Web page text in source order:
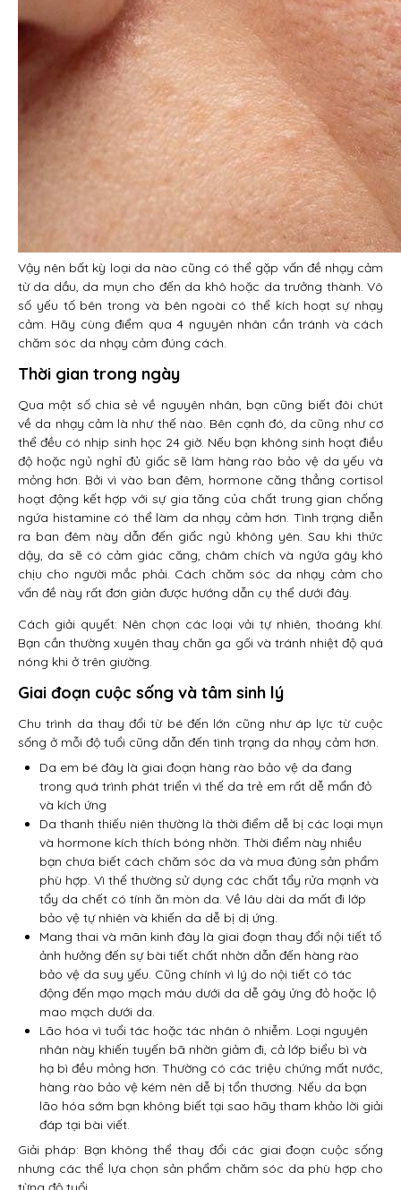
Vậy nên bất kỳ loại da nào cũng có thể gặp vấn đề nhạy cảm
từ da dầu, da mụn cho đến da khô hoặc da trưởng thành. Vô
số yếu tố bên trong và bên ngoài có thể kích hoạt sự nhạy
cảm. Hãy cùng điểm qua 4 nguyên nhân cần tránh và cách
chăm sóc da nhạy cảm đúng cách.
Thời gian trong ngày
Qua một số chia sẻ về nguyên nhân, bạn cũng biết đôi chút
về da nhạy cảm là như thế nào. Bên cạnh đó, da cũng như cơ
thể đều có nhịp sinh học 24 giờ. Nếu bạn không sinh hoạt điều
độ hoặc ngủ nghỉ đủ giấc sẽ làm hàng rào bảo vệ da yếu và
mỏng hơn. Bởi vì vào ban đêm, hormone căng thẳng cortisol
hoạt động kết hợp với sự gia tăng của chất trung gian chống
ngứa histamine có thể làm da nhạy cảm hơn. Tình trạng diễn
ra ban đêm này dẫn đến giấc ngủ không yên. Sau khi thức
dậy, da sẽ có cảm giác căng, châm chích và ngứa gây khó
chịu cho người mắc phải. Cách chăm sóc da nhạy cảm cho
vấn đề này rất đơn giản được hướng dẫn cụ thể dưới đây.
Cách giải quyết: Nên chọn các loại vải tự nhiên, thoáng khí.
Bạn cần thường xuyên thay chăn ga gối và tránh nhiệt độ quá
nóng khi ở trên giường.
Giai đoạn cuộc sống và tâm sinh lý
Chu trình da thay đổi từ bé đến lớn cũng như áp lực từ cuộc
sống ở mỗi độ tuổi cũng dẫn đến tình trạng da nhạy cảm hơn.
Da em bé đây là giai đoạn hàng rào bảo vệ da đang
trong quá trình phát triển vì thế da trẻ em rất dễ mẩn đỏ
và kích ứng
Da thanh thiếu niên thường là thời điểm dễ bị các loại mụn
và hormone kích thích bóng nhờn. Thời điểm này nhiều
bạn chưa biết cách chăm sóc da và mua đúng sản phẩm
phù hợp. Vì thế thường sử dụng các chất tẩy rửa mạnh và
tẩy da chết có tính ăn mòn da. Về lâu dài da mất đi lớp
bảo vệ tự nhiên và khiến da dễ bị dị ứng.
Mang thai và mãn kinh đây là giai đoạn thay đổi nội tiết tố
ảnh hưởng đến sự bài tiết chất nhờn dẫn đến hàng rào
bảo vệ da suy yếu. Cũng chính vì lý do nội tiết có tác
động đến mạo mạch máu dưới da dễ gây ửng đỏ hoặc lộ
mao mạch dưới da.
Lão hóa vì tuổi tác hoặc tác nhân ô nhiễm. Loại nguyên
nhân này khiến tuyến bã nhờn giảm đi, cả lớp biểu bì và
hạ bì đều mỏng hơn. Thường có các triệu chứng mất nước,
hàng rào bảo vệ kém nên dễ bị tổn thương. Nếu da bạn
lão hóa sớm bạn không biết tại sao hãy tham khảo lời giải
đáp tại bài viết.
Giải pháp: Bạn không thể thay đổi các giai đoạn cuộc sống
nhưng các thể lựa chọn sản phẩm chăm sóc da phù hợp cho